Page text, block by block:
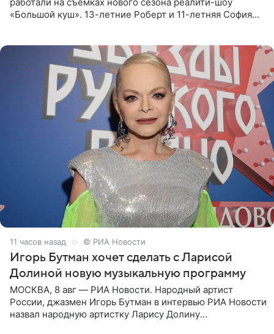
«Большой куш». 13-летние Роберт и 11-летняя София
11 часов назад © РИА Новости
Игорь Бутман хочет сделать с Ларисой
Долиной новую музыкальную программу
МОСКВА, 8 авг — РИА Новости. Народный артист
России, джазмен Игорь Бутман в интервью РИА Новости
назвал народную артистку Ларису Долину